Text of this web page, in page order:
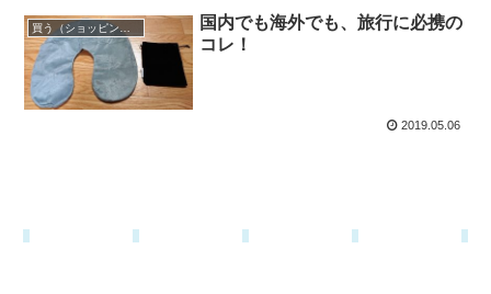
買う（ショッピング）
国内でも海外でも、旅行に必携の
コレ！
2019.05.06